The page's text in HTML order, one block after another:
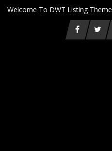
Welcome To DWT Listing Theme